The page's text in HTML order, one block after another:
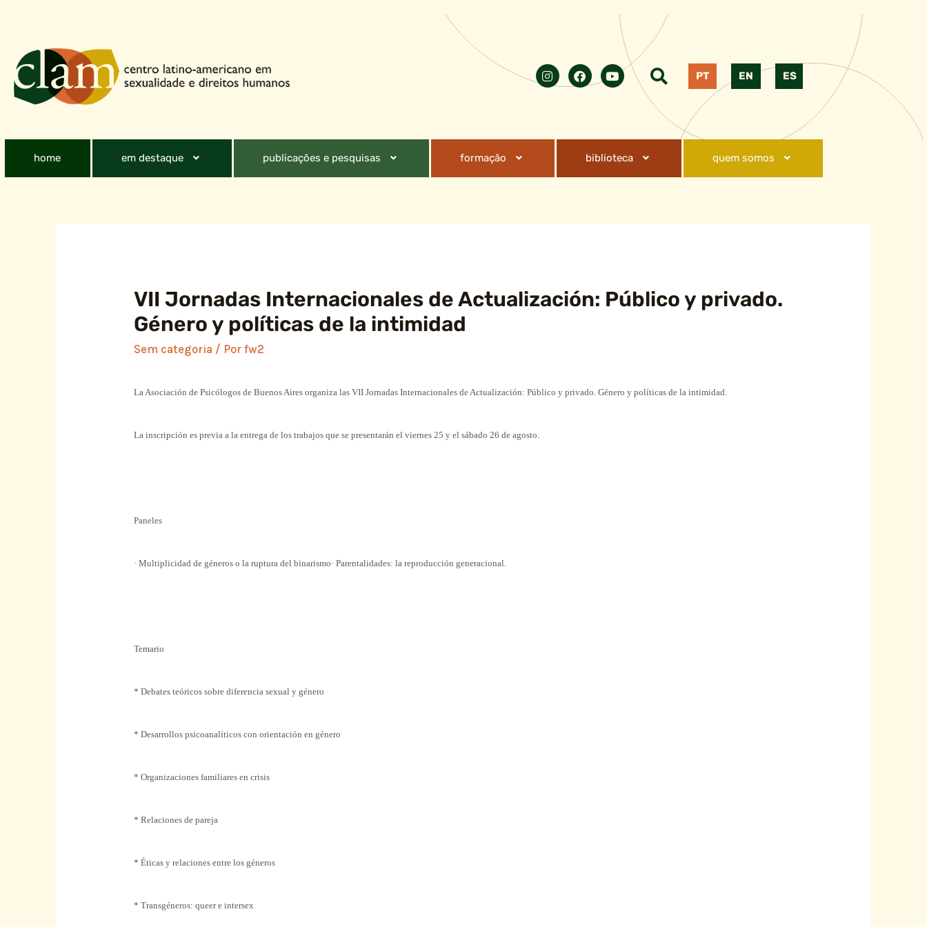
PT EN ES
home em destaque publicações e pesquisas formação biblioteca quem somos
VII Jornadas Internacionales de Actualización: Público y privado.
Género y políticas de la intimidad
Sem categoria / Porfw2
La Asociación de Psicólogos de Buenos Aires organiza las VII Jornadas Internacionales de Actualización: Público y privado. Género y políticas de la intimidad.
La inscripción es previa a la entrega de los trabajos que se presentarán el viernes 25 y el sábado 26 de agosto.
Paneles
· Multiplicidad de géneros o la ruptura del binarismo· Parentalidades: la reproducción generacional.
Temario
* Debates teóricos sobre diferencia sexual y género
* Desarrollos psicoanalíticos con orientación en género
* Organizaciones familiares en crisis
* Relaciones de pareja
* Éticas y relaciones entre los géneros
* Transgéneros: queer e intersex